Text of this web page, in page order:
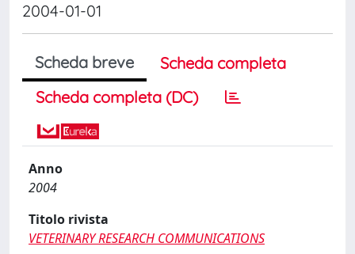
2004-01-01
Scheda breve
Scheda completa
Scheda completa (DC)
Anno
2004
Titolo rivista
VETERINARY RESEARCH COMMUNICATIONS